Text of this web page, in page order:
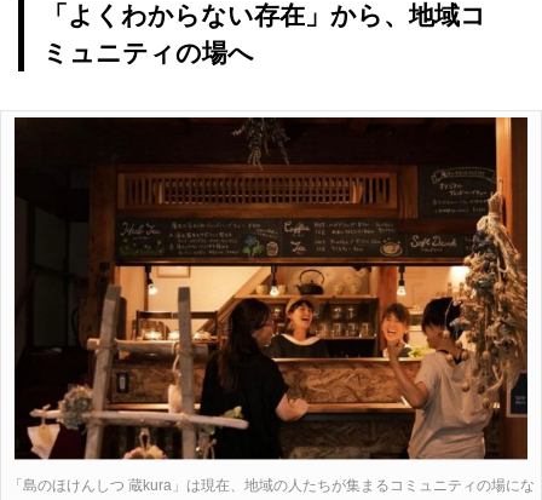
「よくわからない存在」から、地域コ
ミュニティの場へ
「島のほけんしつ 蔵kura」は現在、地域の人たちが集まるコミュニティの場にな